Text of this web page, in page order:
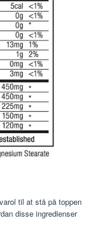
til at stå på toppen
disse ingredienser